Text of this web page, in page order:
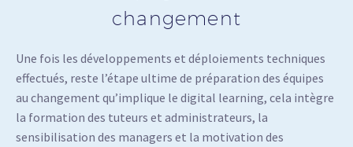
changement
Une fois les développements et déploiements techniques
effectués, reste l’étape ultime de préparation des équipes
au changement qu’implique le digital learning, cela intègre
la formation des tuteurs et administrateurs, la
sensibilisation des managers et la motivation des